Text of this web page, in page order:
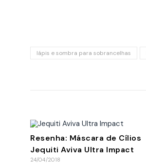
lápis e sombra para sobrancelhas
Resenha: Máscara de Cílios
Jequiti Aviva Ultra Impact
24/04/2018